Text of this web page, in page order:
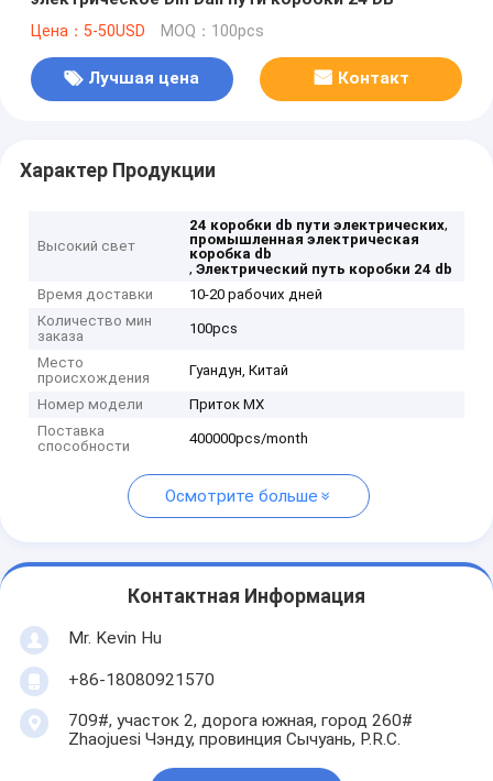
Цена：5-50USD MOQ：100pcs
Лучшая цена Контакт
Характер Продукции
Высокий свет
24 коробки db пути электрических,
промышленная электрическая
коробка db
,Электрический путь коробки 24 db
Время доставки
10-20 рабочих дней
Количество мин
заказа
100pcs
Место
происхождения
Гуандун, Китай
Номер модели
Приток MX
Поставка
способности
400000pcs/month
Осмотрите больше
Контактная Информация
Mr. Kevin Hu
+86-18080921570
709#, участок 2, дорога южная, город 260#
Zhaojuesi Чэнду, провинция Сычуань, P.R.C.